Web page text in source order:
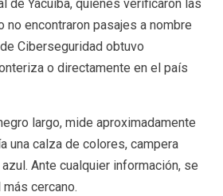
de Yacuiba, quienes verificaron las
encontraron pasajes a nombre
Ciberseguridad obtuvo
o directamente en el país
largo, mide aproximadamente
una calza de colores, campera
Ante cualquier información, se
cercano.